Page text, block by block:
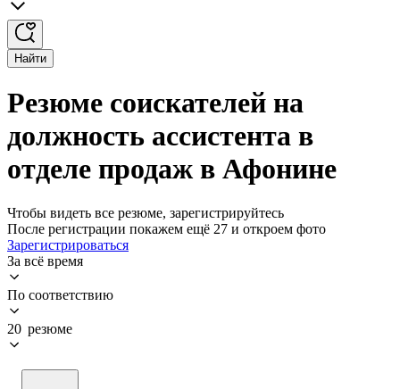
Найти
Резюме соискателей на
должность ассистента в
отделе продаж в Афонине
Чтобы видеть все резюме, зарегистрируйтесь
После регистрации покажем ещё 27 и откроем фото
Зарегистрироваться
За всё время
По соответствию
20 резюме